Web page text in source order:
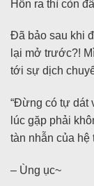
Hồn ra thì còn
Đã bảo sau khi
lại mở trước?!
tới sự dịch
“Đừng có tự dát
lúc gặp phải
tàn nhẫn của hệ
– Ùng ục~